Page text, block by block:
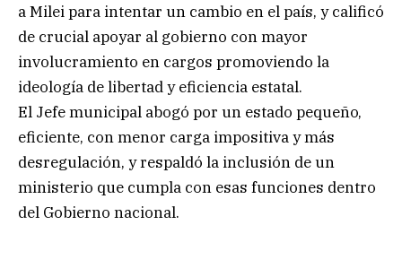
a Milei para intentar un cambio en el país, y calificó
de crucial apoyar al gobierno con mayor
involucramiento en cargos promoviendo la
ideología de libertad y eficiencia estatal.
El Jefe municipal abogó por un estado pequeño,
eficiente, con menor carga impositiva y más
desregulación, y respaldó la inclusión de un
ministerio que cumpla con esas funciones dentro
del Gobierno nacional.